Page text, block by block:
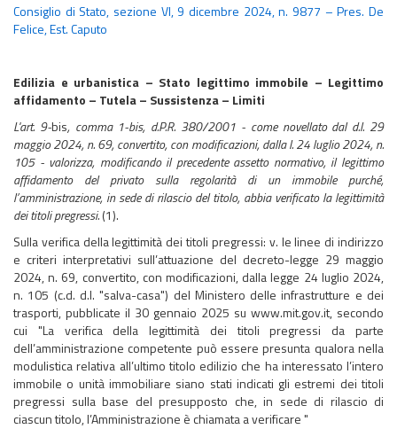
Consiglio di Stato, sezione VI, 9 dicembre 2024, n. 9877 – Pres. De
Felice, Est. Caputo
Edilizia e urbanistica – Stato legittimo immobile – Legittimo
affidamento – Tutela – Sussistenza – Limiti
L'art. 9-bis, comma 1-bis, d.P.R. 380/2001 - come novellato dal d.l. 29
maggio 2024, n. 69, convertito, con modificazioni, dalla l. 24 luglio 2024, n.
105 - valorizza, modificando il precedente assetto normativo, il legittimo
affidamento del privato sulla regolarità di un immobile purché,
l’amministrazione, in sede di rilascio del titolo, abbia verificato la legittimità
dei titoli pregressi.(1).
Sulla verifica della legittimità dei titoli pregressi: v. le linee di indirizzo
e criteri interpretativi sull’attuazione del decreto-legge 29 maggio
2024, n. 69, convertito, con modificazioni, dalla legge 24 luglio 2024,
n. 105 (c.d. d.l. "salva-casa") del Ministero delle infrastrutture e dei
trasporti, pubblicate il 30 gennaio 2025 su www.mit.gov.it, secondo
cui "La verifica della legittimità dei titoli pregressi da parte
dell’amministrazione competente può essere presunta qualora nella
modulistica relativa all’ultimo titolo edilizio che ha interessato l’intero
immobile o unità immobiliare siano stati indicati gli estremi dei titoli
pregressi sulla base del presupposto che, in sede di rilascio di
ciascun titolo, l’Amministrazione è chiamata a verificare "